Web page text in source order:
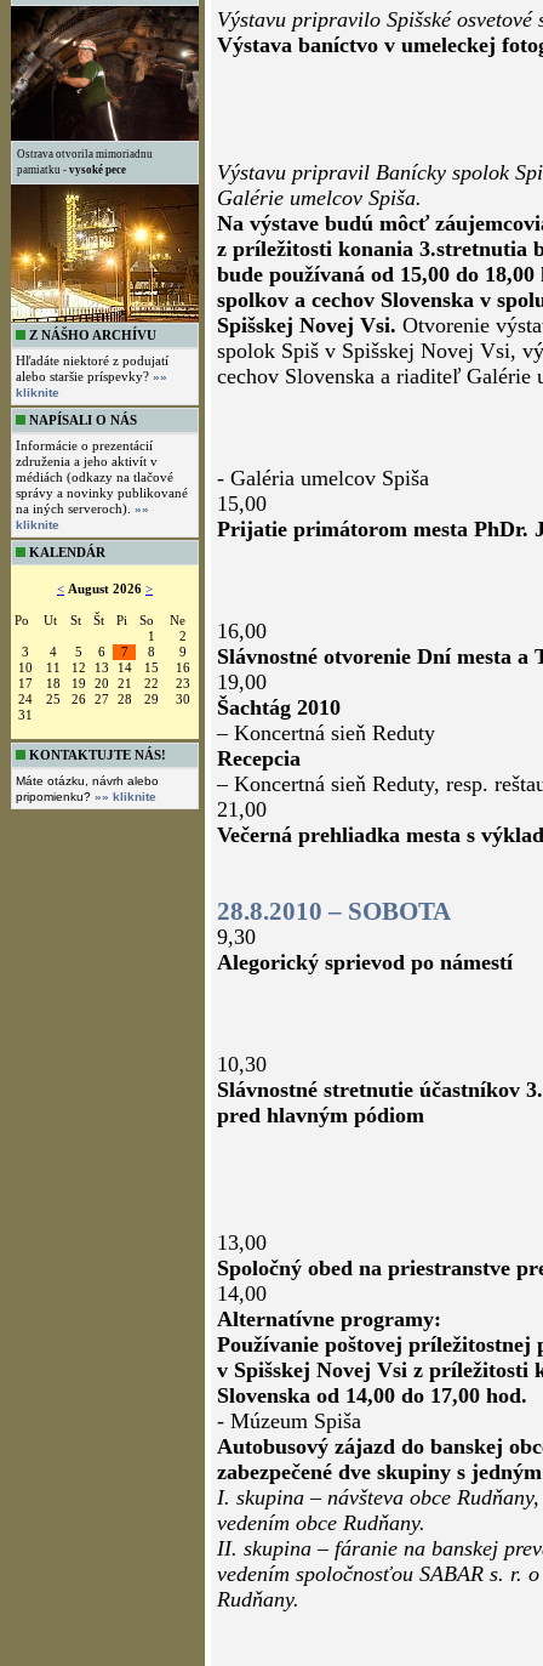
Ostrava otvorila mimoriadnu
pamiatku - vysoké pece
Z NÁŠHO ARCHÍVU
Hľadáte niektoré z podujatí
alebo staršie príspevky? »»
kliknite
NAPÍSALI O NÁS
Informácie o prezentácií
združenia a jeho aktivít v
médiách (odkazy na tlačové
správy a novinky publikované
na iných serveroch). »»
kliknite
KALENDÁR
< August 2026 >
Po Ut St Št Pi So
Ne
1
2
3
4 5 6 7 8
9
10
11 12 13 14 15
16
17
18 19 20 21 22
23
24
25 26 27 28 29
30
31
KONTAKTUJTE NÁS!
Máte otázku, návrh alebo
pripomienku? »» kliknite
Výstavu pripravilo Spišské osvetové
Výstava baníctvo v umeleckej
Výstavu pripravil Banícky spolok
Galérie umelcov Spiša.
Na výstave budú môcť
z príležitosti konania 3.stretnutia
bude používaná od 15,00 do
spolkov a cechov Slovenska v
Spišskej Novej Vsi. Otvorenie
spolok Spiš v Spišskej Novej Vsi,
cechov Slovenska a riaditeľ Galérie
- Galéria umelcov Spiša
15,00
Prijatie primátorom mesta PhDr.
16,00
Slávnostné otvorenie Dní mesta
19,00
Šachtág 2010
– Koncertná sieň Reduty
Recepcia
– Koncertná sieň Reduty, resp.
21,00
Večerná prehliadka mesta s
28.8.2010 – SOBOTA
9,30
Alegorický sprievod po námestí
10,30
Slávnostné stretnutie účastníkov
pred hlavným pódiom
13,00
Spoločný obed na priestranstve
14,00
Alternatívne programy:
Používanie poštovej
v Spišskej Novej Vsi z príležitosti
Slovenska od 14,00 do 17,00 hod.
- Múzeum Spiša
Autobusový zájazd do banskej
zabezpečené dve skupiny s
I. skupina – návšteva obce
vedením obce Rudňany.
II. skupina – fáranie na banskej
vedením spoločnosťou SABAR s. r.
Rudňany.